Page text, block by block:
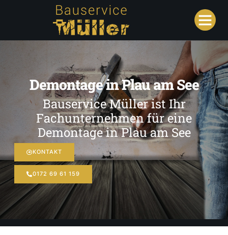
Demontage in Plau am See
Bauservice Müller ist Ihr
Fachunternehmen für eine
Demontage in Plau am See
KONTAKT
0172 69 61 159